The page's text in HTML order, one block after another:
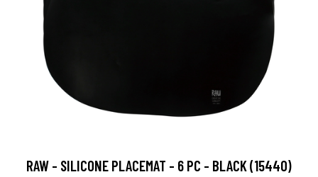
RAW - SILICONE PLACEMAT - 6 PC - BLACK (15440)